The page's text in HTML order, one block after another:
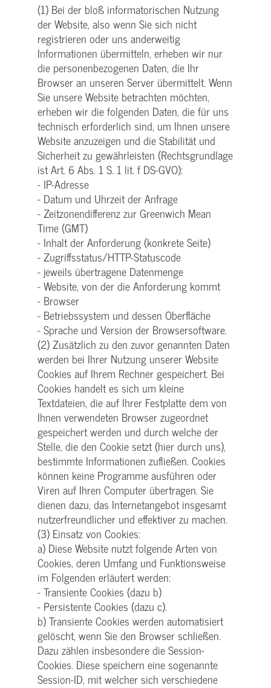
(1) Bei der bloß informatorischen Nutzung
der Website, also wenn Sie sich nicht
registrieren oder uns anderweitig
Informationen übermitteln, erheben wir nur
die personenbezogenen Daten, die Ihr
Browser an unseren Server übermittelt. Wenn
Sie unsere Website betrachten möchten,
erheben wir die folgenden Daten, die für uns
technisch erforderlich sind, um Ihnen unsere
Website anzuzeigen und die Stabilität und
Sicherheit zu gewährleisten (Rechtsgrundlage
ist Art. 6 Abs. 1 S. 1 lit. f DS-GVO):
- IP-Adresse
- Datum und Uhrzeit der Anfrage
- Zeitzonendifferenz zur Greenwich Mean
Time (GMT)
- Inhalt der Anforderung (konkrete Seite)
- Zugriffsstatus/HTTP-Statuscode
- jeweils übertragene Datenmenge
- Website, von der die Anforderung kommt
- Browser
- Betriebssystem und dessen Oberfläche
- Sprache und Version der Browsersoftware.
(2) Zusätzlich zu den zuvor genannten Daten
werden bei Ihrer Nutzung unserer Website
Cookies auf Ihrem Rechner gespeichert. Bei
Cookies handelt es sich um kleine
Textdateien, die auf Ihrer Festplatte dem von
Ihnen verwendeten Browser zugeordnet
gespeichert werden und durch welche der
Stelle, die den Cookie setzt (hier durch uns),
bestimmte Informationen zufließen. Cookies
können keine Programme ausführen oder
Viren auf Ihren Computer übertragen. Sie
dienen dazu, das Internetangebot insgesamt
nutzerfreundlicher und effektiver zu machen.
(3) Einsatz von Cookies:
a) Diese Website nutzt folgende Arten von
Cookies, deren Umfang und Funktionsweise
im Folgenden erläutert werden:
- Transiente Cookies (dazu b)
- Persistente Cookies (dazu c).
b) Transiente Cookies werden automatisiert
gelöscht, wenn Sie den Browser schließen.
Dazu zählen insbesondere die Session-
Cookies. Diese speichern eine sogenannte
Session-ID, mit welcher sich verschiedene